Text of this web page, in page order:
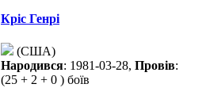
Кріс Генрі
(США)
Народився: 1981-03-28, Провів:
(25 + 2 + 0 ) боїв